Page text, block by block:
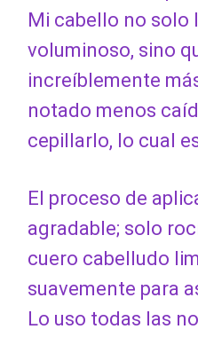
Mi cabello no solo
voluminoso, sino
increíblemente
notado menos
cepillarlo, lo cual
El proceso de
agradable; solo
cuero cabelludo
suavemente para
Lo uso todas las